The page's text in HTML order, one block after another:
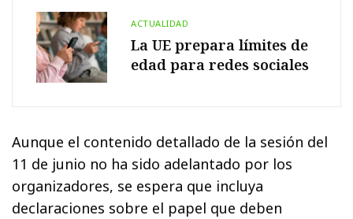
ACTUALIDAD
La UE prepara límites de
edad para redes sociales
Aunque el contenido detallado de la sesión del
11 de junio no ha sido adelantado por los
organizadores, se espera que incluya
declaraciones sobre el papel que deben